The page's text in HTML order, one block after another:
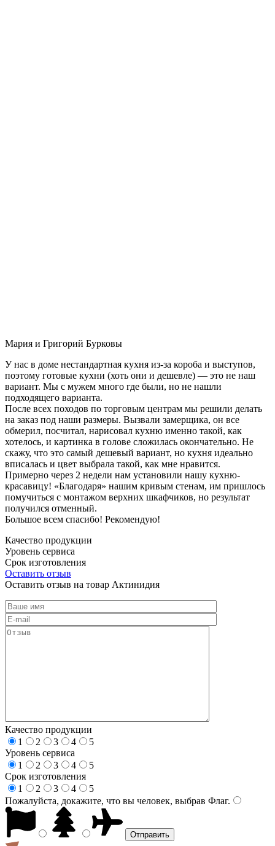
Мария и Григорий Бурковы
У нас в доме нестандартная кухня из-за короба и выступов,
поэтому готовые кухни (хоть они и дешевле) — это не наш
вариант. Мы с мужем много где были, но не нашли
подходящего варианта.
После всех походов по торговым центрам мы решили делать
на заказ под наши размеры. Вызвали замерщика, он все
обмерил, посчитал, нарисовал кухню именно такой, как
хотелось, и картинка в голове сложилась окончательно. Не
скажу, что это самый дешевый вариант, но кухня идеально
вписалась и цвет выбрала такой, как мне нравится.
Примерно через 2 недели нам установили нашу кухню-
красавицу! «Благодаря» нашим кривым стенам, им пришлось
помучиться с монтажом верхних шкафчиков, но результат
получился отменный.
Большое всем спасибо! Рекомендую!
Качество продукции
Уровень сервиса
Срок изготовления
Оставить отзыв
Оставить отзыв на товар Актинидия
Качество продукции
1
2 3 4
5
Уровень сервиса
1
2 3 4
5
Срок изготовления
1
2 3 4
5
Пожалуйста, докажите, что вы человек, выбрав Флаг.